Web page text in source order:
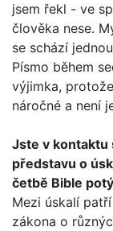
jsem řekl - ve
člověka nese.
se schází
Písmo během
výjimka,
náročné a není
Jste v kontaktu
představu o
četbě Bible
Mezi úskalí
zákona o